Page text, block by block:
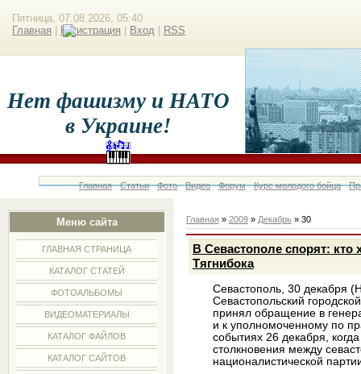
Пятница, 07.08.2026, 05:40
Главная
Регистрация Вход RSS
Нет фашизму и НАТО
в Украине!
Главная Статьи Фото Видео Форум Курс молодого бойца
Меню сайта
ГЛАВНАЯ СТРАНИЦА
КАТАЛОГ СТАТЕЙ
ФОТОАЛЬБОМЫ
ВИДЕОМАТЕРИАЛЫ
КАТАЛОГ ФАЙЛОВ
КАТАЛОГ САЙТОВ
Главная » 2009 » Декабрь » 30
В Севастополе спорят:
Тягнибока
Севастополь, 30 декабря
Севастопольский
принял обращение в
и к уполномоченному по
событиях 26 декабря,
столкновения между
националистической